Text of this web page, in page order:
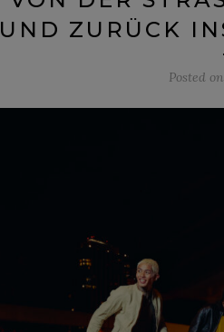
ND ZURÜCK
Posted on